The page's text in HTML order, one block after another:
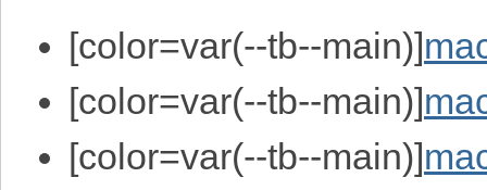
[color=var(--tb--main)]
[color=var(--tb--main)]
[color=var(--tb--main)]